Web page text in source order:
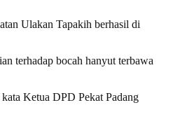
Ulakan Tapakih berhasil di
terhadap bocah hanyut terbawa
Ketua DPD Pekat Padang